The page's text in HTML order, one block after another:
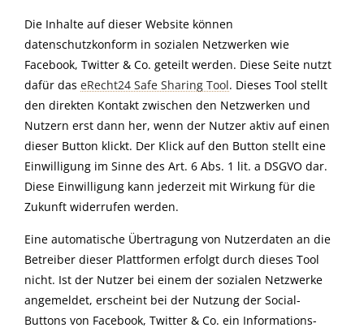
Die Inhalte auf dieser Website können
datenschutzkonform in sozialen Netzwerken wie
Facebook, Twitter & Co. geteilt werden. Diese Seite nutzt
dafür das eRecht24 Safe Sharing Tool. Dieses Tool stellt
den direkten Kontakt zwischen den Netzwerken und
Nutzern erst dann her, wenn der Nutzer aktiv auf einen
dieser Button klickt. Der Klick auf den Button stellt eine
Einwilligung im Sinne des Art. 6 Abs. 1 lit. a DSGVO dar.
Diese Einwilligung kann jederzeit mit Wirkung für die
Zukunft widerrufen werden.
Eine automatische Übertragung von Nutzerdaten an die
Betreiber dieser Plattformen erfolgt durch dieses Tool
nicht. Ist der Nutzer bei einem der sozialen Netzwerke
angemeldet, erscheint bei der Nutzung der Social-
Buttons von Facebook, Twitter & Co. ein Informations-